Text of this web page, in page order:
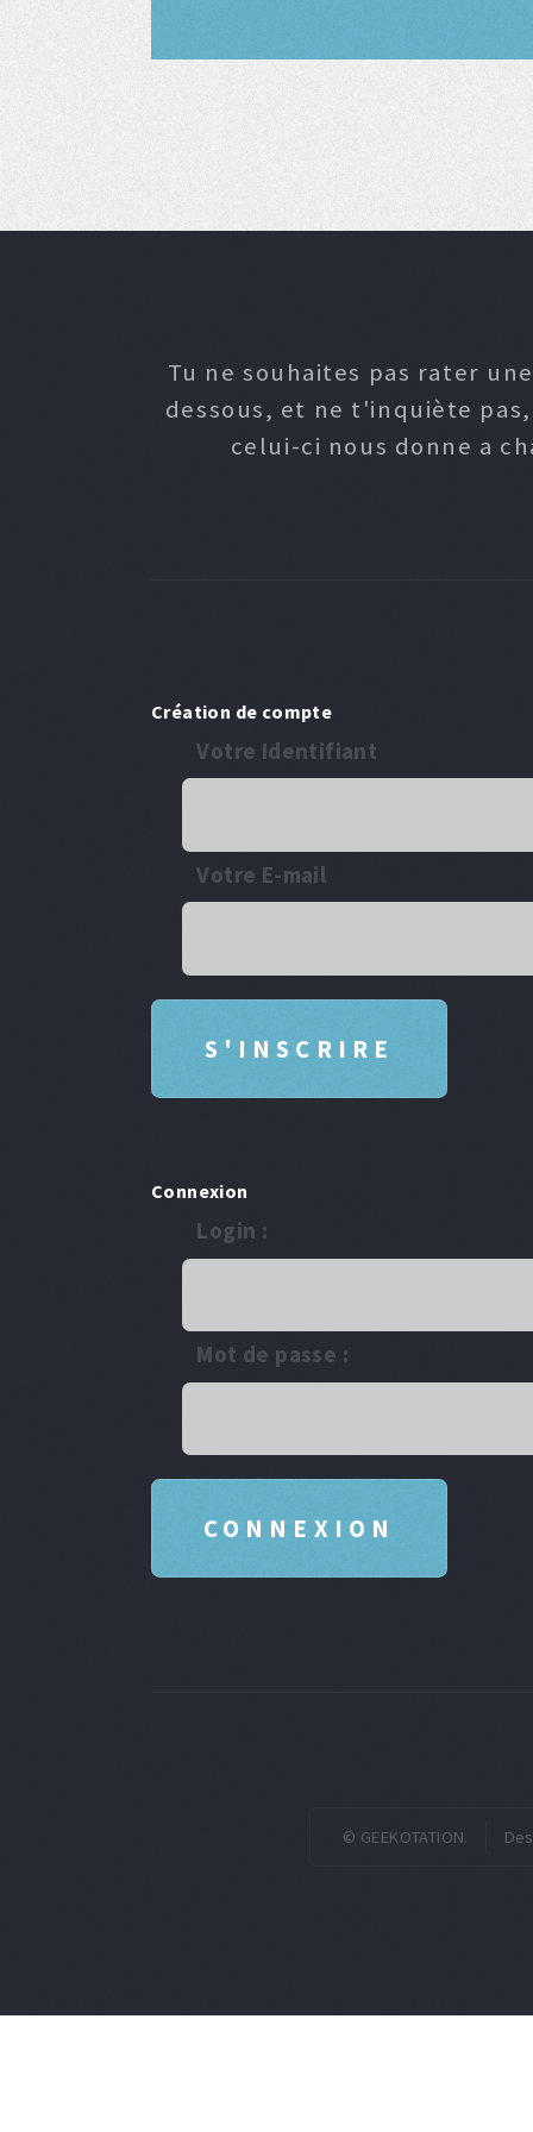
Tu ne souhaites pas rater
dessous, et ne t'inquiète
celui-ci nous donne a
Création de compte
Votre Identifiant
Votre E-mail
Connexion
Login :
Mot de passe :
© GEEKOTATION.